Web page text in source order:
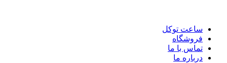
ساعت توکل
فروشگاه
تماس با ما
درباره ما